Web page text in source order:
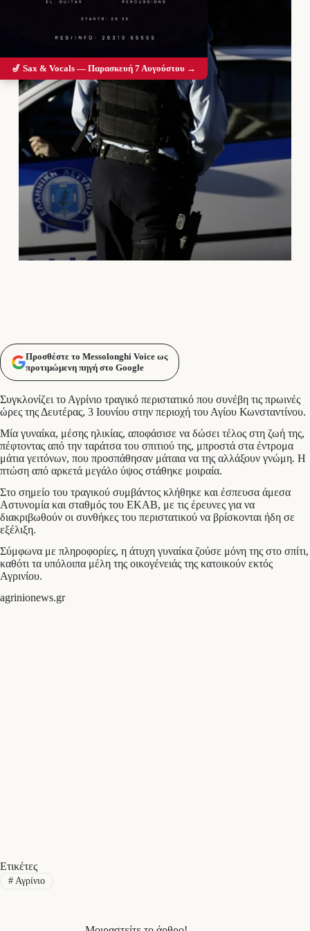
Προσθέστε το Messolonghi Voice ως
προτιμώμενη πηγή στο Google
Συγκλονίζει το Αγρίνιο τραγικό περιστατικό που συνέβη τις πρωινές
ώρες της Δευτέρας, 3 Ιουνίου στην περιοχή του Αγίου Κωνσταντίνου.
Μία γυναίκα, μέσης ηλικίας, αποφάσισε να δώσει τέλος στη ζωή της,
πέφτοντας από την ταράτσα του σπιτιού της, μπροστά στα έντρομα
μάτια γειτόνων, που προσπάθησαν μάταια να της αλλάξουν γνώμη. Η
πτώση από αρκετά μεγάλο ύψος στάθηκε μοιραία.
Στο σημείο του τραγικού συμβάντος κλήθηκε και έσπευσα άμεσα
Αστυνομία και σταθμός του ΕΚΑΒ, με τις έρευνες για να
διακριβωθούν οι συνθήκες του περιστατικού να βρίσκονται ήδη σε
εξέλιξη.
Σύμφωνα με πληροφορίες, η άτυχη γυναίκα ζούσε μόνη της στο σπίτι,
καθότι τα υπόλοιπα μέλη της οικογένειάς της κατοικούν εκτός
Αγρινίου.
agrinionews.gr
Ετικέτες
#Αγρίνιο
🎷 Sax & Vocals — Παρασκευή 7 Αυγούστου →